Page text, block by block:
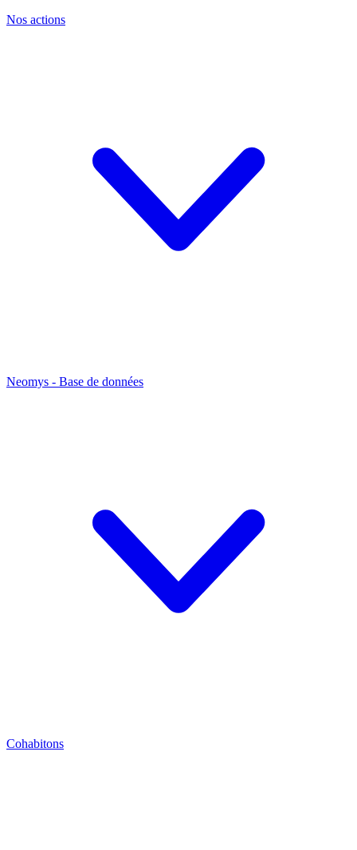
Nos actions
Neomys - Base de données
Cohabitons